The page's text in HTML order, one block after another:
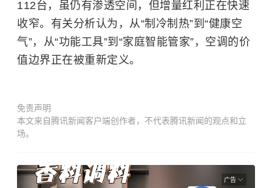
112台，虽仍有渗透空间，但增量红利正在快速
收窄。有关分析认为，从“制冷制热”到“健康空
气”，从“功能工具”到“家庭智能管家”，空调的价
值边界正在被重新定义。
免责声明
本文来自腾讯新闻客户端创作者，不代表腾讯新闻的观点和立
场。
广告